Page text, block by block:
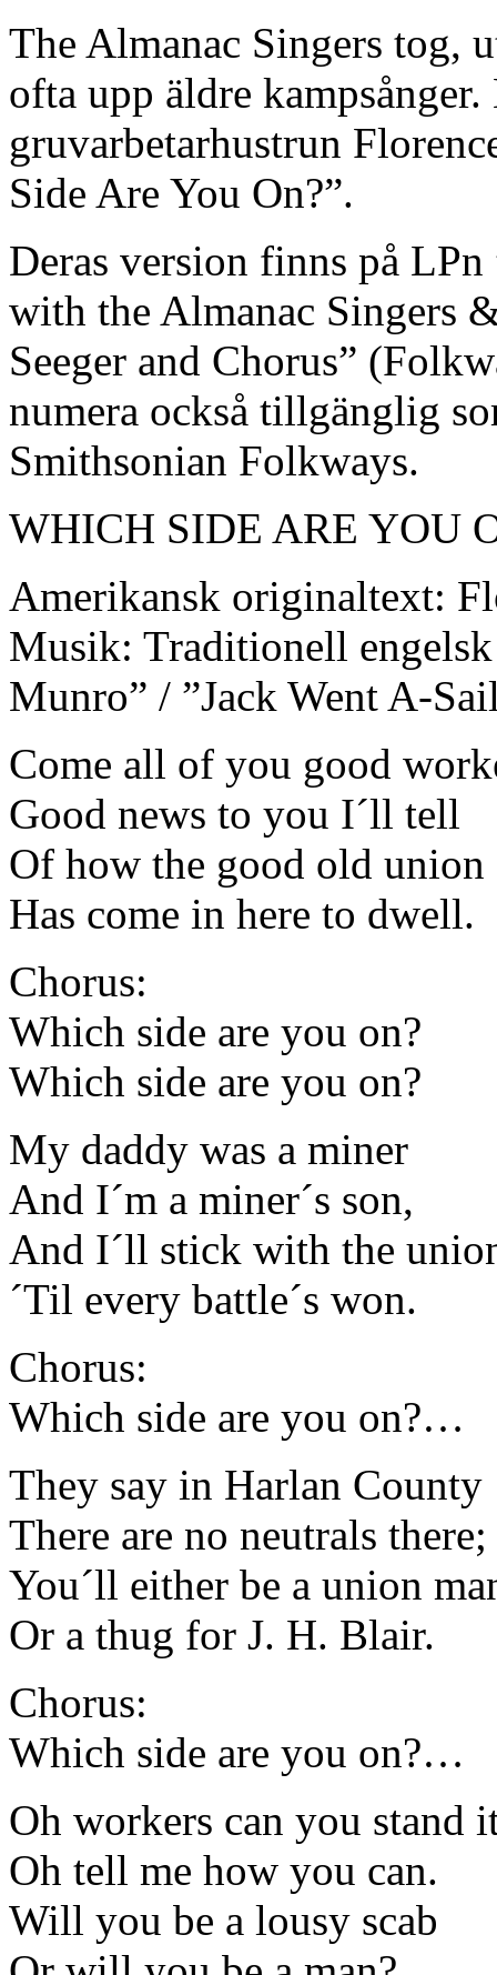
The Almanac Singers tog,
ofta upp äldre
gruvarbetarhustrun
Side Are You On?”.
Deras version finns på
with the Almanac Singers
Seeger and Chorus”
numera också tillgänglig
Smithsonian Folkways.
WHICH SIDE ARE YOU
Amerikansk originaltext:
Musik: Traditionell engelsk
Munro” / ”Jack Went A-
Come all of you good
Good news to you I´ll tell
Of how the good old union
Has come in here to dwell.
Chorus:
Which side are you on?
Which side are you on?
My daddy was a miner
And I´m a miner´s son,
And I´ll stick with the
´Til every battle´s won.
Chorus:
Which side are you on?…
They say in Harlan County
There are no neutrals there;
You´ll either be a union
Or a thug for J. H. Blair.
Chorus:
Which side are you on?…
Oh workers can you stand
Oh tell me how you can.
Will you be a lousy scab